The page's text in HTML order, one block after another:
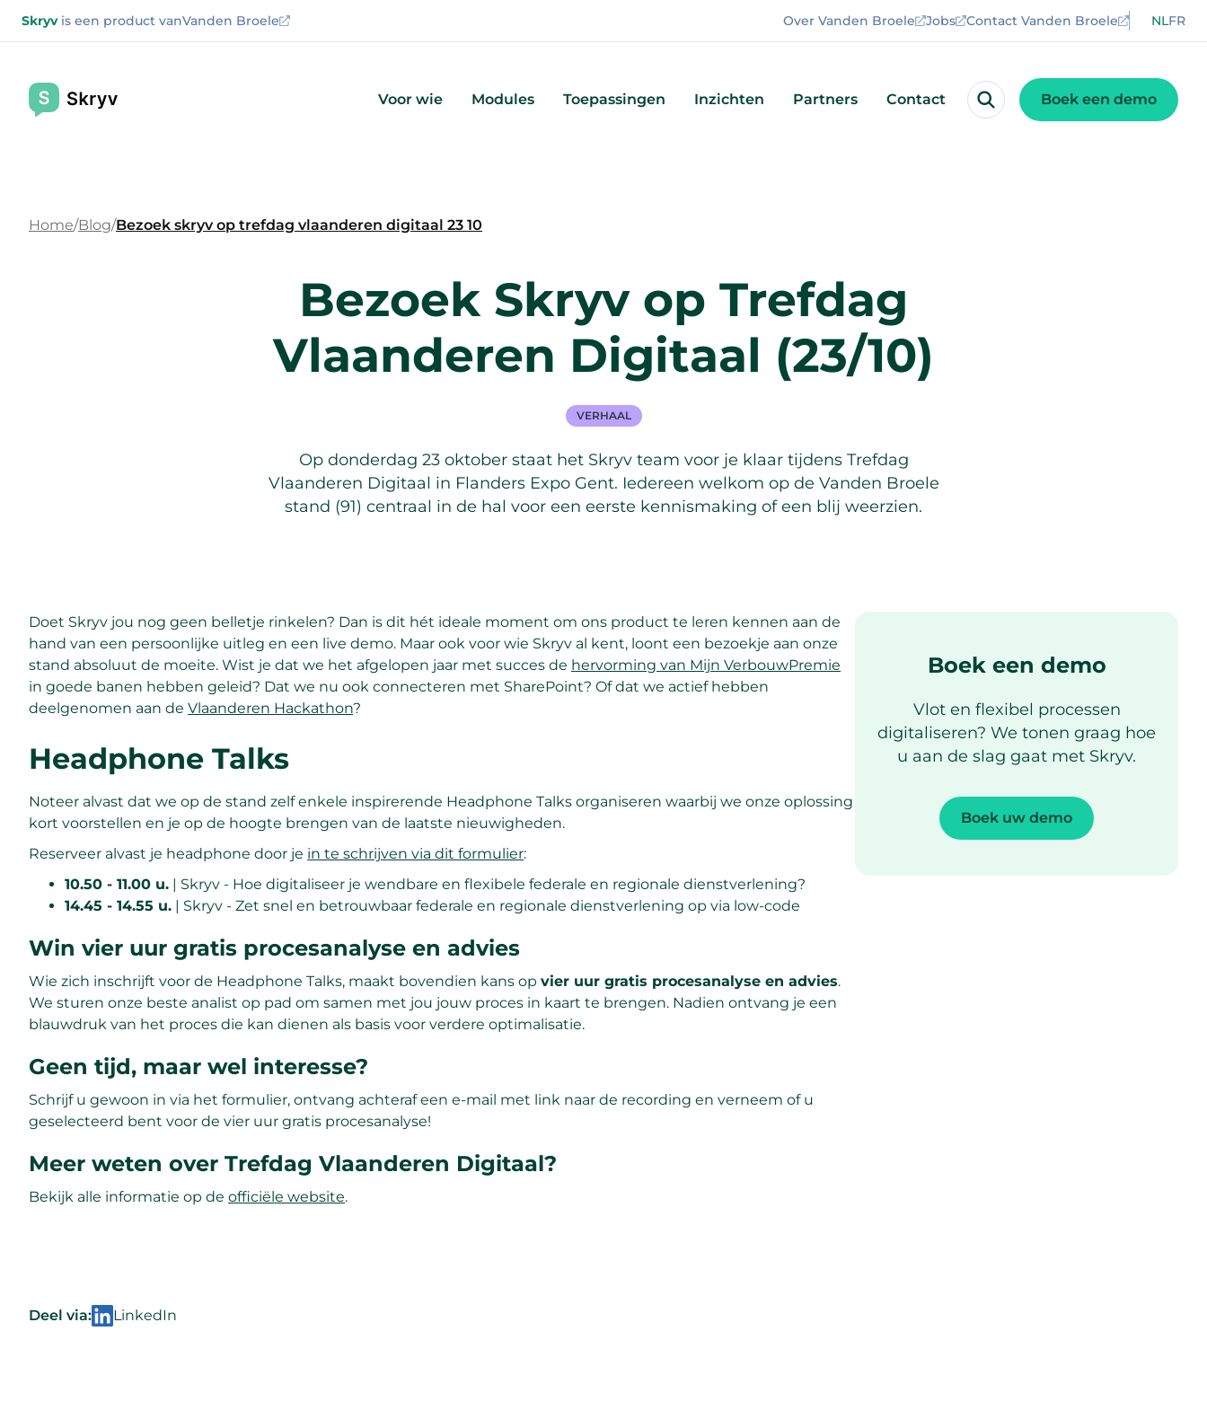
Skryvis een product vanVanden Broele Over Vanden Broele Jobs Contact Vanden Broele NLFR
Voor wie Modules Toepassingen Inzichten Partners Contact Boek een demo
Home Blog Bezoek skryv op trefdag vlaanderen digitaal 23 10
Bezoek Skryv op Trefdag
Vlaanderen Digitaal (23/10)
VERHAAL
Op donderdag 23 oktober staat het Skryv team voor je klaar tijdens Trefdag
Vlaanderen Digitaal in Flanders Expo Gent. Iedereen welkom op de Vanden Broele
stand (91) centraal in de hal voor een eerste kennismaking of een blij weerzien.
Doet Skryv jou nog geen belletje rinkelen? Dan is dit hét ideale moment om ons product te leren kennen aan de
hand van een persoonlijke uitleg en een live demo. Maar ook voor wie Skryv al kent, loont een bezoekje aan onze
stand absoluut de moeite. Wist je dat we het afgelopen jaar met succes de hervorming van Mijn VerbouwPremie
in goede banen hebben geleid? Dat we nu ook connecteren met SharePoint? Of dat we actief hebben
deelgenomen aan de Vlaanderen Hackathon?
Headphone Talks
Noteer alvast dat we op de stand zelf enkele inspirerende Headphone Talks organiseren waarbij we onze oplossing
kort voorstellen en je op de hoogte brengen van de laatste nieuwigheden.
Reserveer alvast je headphone door je in te schrijven via dit formulier:
10.50 - 11.00 u. | Skryv - Hoe digitaliseer je wendbare en flexibele federale en regionale dienstverlening?
14.45 - 14.55 u. | Skryv - Zet snel en betrouwbaar federale en regionale dienstverlening op via low-code
Win vier uur gratis procesanalyse en advies
Wie zich inschrijft voor de Headphone Talks, maakt bovendien kans op vier uur gratis procesanalyse en advies.
We sturen onze beste analist op pad om samen met jou jouw proces in kaart te brengen. Nadien ontvang je een
blauwdruk van het proces die kan dienen als basis voor verdere optimalisatie.
Geen tijd, maar wel interesse?
Schrijf u gewoon in via het formulier, ontvang achteraf een e-mail met link naar de recording en verneem of u
geselecteerd bent voor de vier uur gratis procesanalyse!
Meer weten over Trefdag Vlaanderen Digitaal?
Bekijk alle informatie op de officiële website.
Boek een demo
Vlot en flexibel processen
digitaliseren? We tonen graag hoe
u aan de slag gaat met Skryv.
Boek uw demo
Deel via: LinkedIn